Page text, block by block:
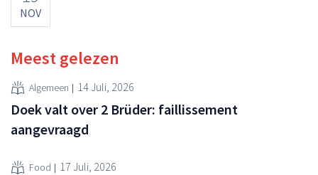
NOV
Meest gelezen
Algemeen 14 Juli, 2026
Doek valt over 2 Brüder: faillissement
aangevraagd
Food 17 Juli, 2026